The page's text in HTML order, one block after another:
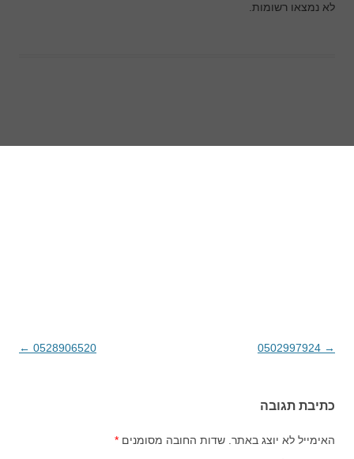
לא נמצאו רשומות.
ניווט בפוסטים
→
0528906520
←
כתיבת תגובה
האימייל לא יוצג באתר. שדות החובה מסומנים *